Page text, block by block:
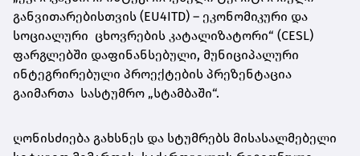
განვითარებისთვის (EU4ITD) – ეკონომიკური და
სოციალური ცხოვრების კატალიზატორი“ (CESL)
ფარგლებში დაფინანსებული, მუნიციპალური
ინტეგრირებული პროექტების პრეზენტაცია
გაიმართა სასტუმრო „სტამბაში“.
ღონისძიება გახსნეს და სტუმრებს მისასალმებელი